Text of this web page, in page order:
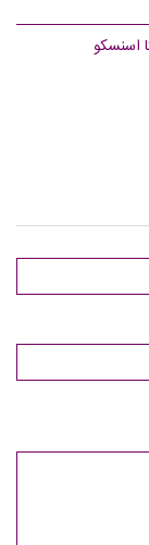
اسنسکو